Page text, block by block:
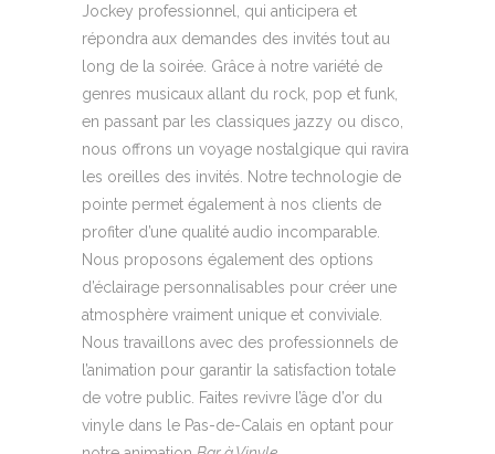
Jockey professionnel, qui anticipera et
répondra aux demandes des invités tout au
long de la soirée. Grâce à notre variété de
genres musicaux allant du rock, pop et funk,
en passant par les classiques jazzy ou disco,
nous offrons un voyage nostalgique qui ravira
les oreilles des invités. Notre technologie de
pointe permet également à nos clients de
profiter d’une qualité audio incomparable.
Nous proposons également des options
d’éclairage personnalisables pour créer une
atmosphère vraiment unique et conviviale.
Nous travaillons avec des professionnels de
l’animation pour garantir la satisfaction totale
de votre public. Faites revivre l’âge d’or du
vinyle dans le Pas-de-Calais en optant pour